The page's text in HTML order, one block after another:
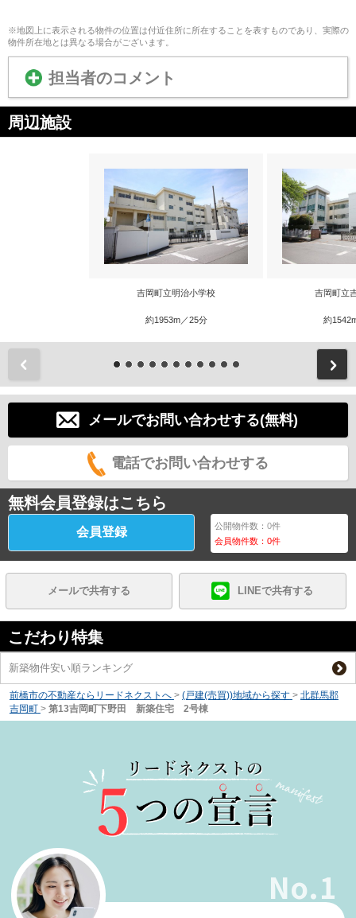
※地図上に表示される物件の位置は付近住所に所在することを表すものであり、実際の
物件所在地とは異なる場合がございます。
担当者のコメント
周辺施設
吉岡町立明治小学校
約1953m／25分
吉岡町立
約
メールでお問い合わせする(無料)
電話でお問い合わせする
無料会員登録はこちら
会員登録 公開物件数：0件
会員物件数：0件
メールで共有する LINEで共有する
こだわり特集
新築物件安い順ランキング
前橋市の不動産ならリードネクストへ > (戸建(売買))地域から探す > 北群馬郡
吉岡町 > 第13吉岡町下野田 新築住宅 2号棟
No.1